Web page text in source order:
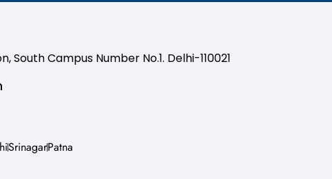
Campus Number No.1. Delhi-110021
SrinagarPatna